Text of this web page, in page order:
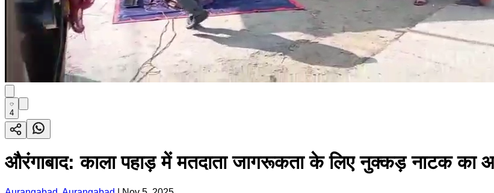
4
औरंगाबाद: काला पहाड़ में मतदाता जागरूकता के लिए नुक्कड़ नाटक का